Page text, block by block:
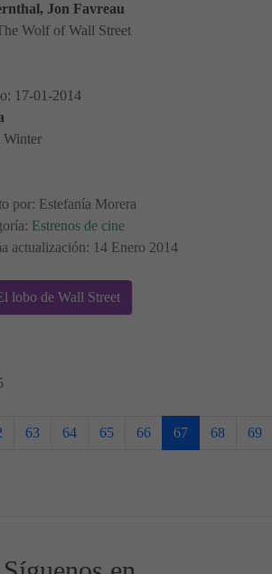
Jon Favreau
Wolf of Wall Street
17-01-2014
Winter
por: Estefanía Morera
Estrenos de cine
actualización: 14 Enero 2014
lobo de Wall Street
63 64 65 66 67 68 69